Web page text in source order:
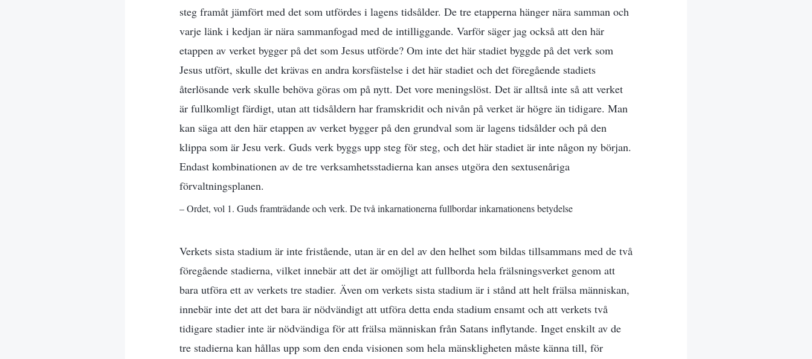
steg framåt jämfört med det som utfördes i lagens tidsålder. De tre etapperna hänger nära samman och
varje länk i kedjan är nära sammanfogad med de intilliggande. Varför säger jag också att den här
etappen av verket bygger på det som Jesus utförde? Om inte det här stadiet byggde på det verk som
Jesus utfört, skulle det krävas en andra korsfästelse i det här stadiet och det föregående stadiets
återlösande verk skulle behöva göras om på nytt. Det vore meningslöst. Det är alltså inte så att verket
är fullkomligt färdigt, utan att tidsåldern har framskridit och nivån på verket är högre än tidigare. Man
kan säga att den här etappen av verket bygger på den grundval som är lagens tidsålder och på den
klippa som är Jesu verk. Guds verk byggs upp steg för steg, och det här stadiet är inte någon ny början.
Endast kombinationen av de tre verksamhetsstadierna kan anses utgöra den sextusenåriga
förvaltningsplanen.
– Ordet, vol 1. Guds framträdande och verk. De två inkarnationerna fullbordar inkarnationens betydelse
Verkets sista stadium är inte fristående, utan är en del av den helhet som bildas tillsammans med de två
föregående stadierna, vilket innebär att det är omöjligt att fullborda hela frälsningsverket genom att
bara utföra ett av verkets tre stadier. Även om verkets sista stadium är i stånd att helt frälsa människan,
innebär inte det att det bara är nödvändigt att utföra detta enda stadium ensamt och att verkets två
tidigare stadier inte är nödvändiga för att frälsa människan från Satans inflytande. Inget enskilt av de
tre stadierna kan hållas upp som den enda visionen som hela mänskligheten måste känna till, för